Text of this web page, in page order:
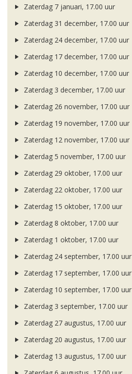
Zaterdag 7 januari, 17.00 uur
Zaterdag 31 december, 17.00 uur
Zaterdag 24 december, 17.00 uur
Zaterdag 17 december, 17.00 uur
Zaterdag 10 december, 17.00 uur
Zaterdag 3 december, 17.00 uur
Zaterdag 26 november, 17.00 uur
Zaterdag 19 november, 17.00 uur
Zaterdag 12 november, 17.00 uur
Zaterdag 5 november, 17.00 uur
Zaterdag 29 oktober, 17.00 uur
Zaterdag 22 oktober, 17.00 uur
Zaterdag 15 oktober, 17.00 uur
Zaterdag 8 oktober, 17.00 uur
Zaterdag 1 oktober, 17.00 uur
Zaterdag 24 september, 17.00 uur
Zaterdag 17 september, 17.00 uur
Zaterdag 10 september, 17.00 uur
Zaterdag 3 september, 17.00 uur
Zaterdag 27 augustus, 17.00 uur
Zaterdag 20 augustus, 17.00 uur
Zaterdag 13 augustus, 17.00 uur